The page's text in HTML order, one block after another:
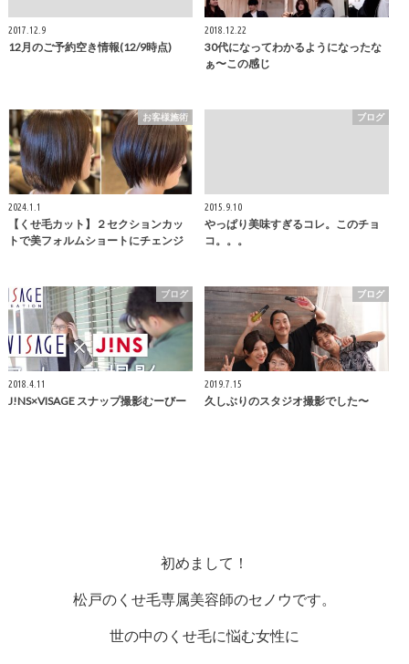
2017.12.9
12月のご予約空き情報(12/9時点)
2018.12.22
30代になってわかるようになったな
ぁ〜この感じ
お客様施術
2024.1.1
【くせ毛カット】２セクションカッ
トで美フォルムショートにチェンジ
ブログ
2015.9.10
やっぱり美味すぎるコレ。このチョ
コ。。。
ブログ
2018.4.11
J!NS×VISAGE スナップ撮影むーびー
ブログ
2019.7.15
久しぶりのスタジオ撮影でした〜
初めまして！
松戸のくせ毛専属美容師のセノウです。
世の中のくせ毛に悩む女性に